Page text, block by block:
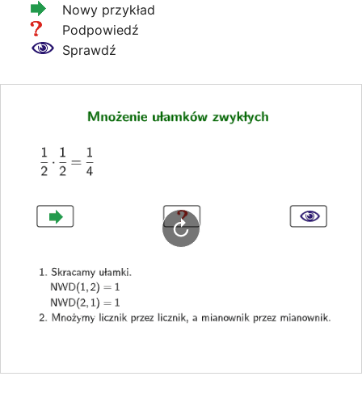
    Nowy przykład
     Podpowiedź
  Sprawdź